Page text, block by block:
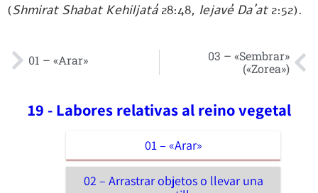
(Shmirat Shabat Kehiljatá28:48, Iejavé Da´at2:52).
01 – «Arar»
03 – «Sembrar»
(«Zorea»)
19 - Labores relativas al reino vegetal
01 – «Arar»
02 – Arrastrar objetos o llevar una